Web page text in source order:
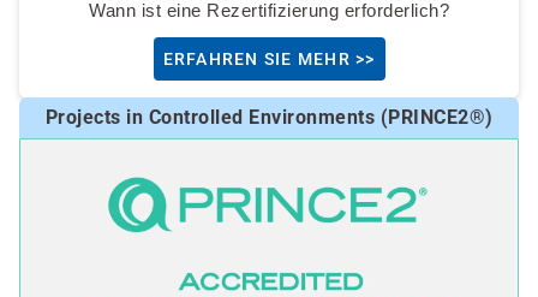
Wann ist eine Rezertifizierung erforderlich?
ERFAHREN SIE MEHR >>
Projects in Controlled Environments (PRINCE2®)